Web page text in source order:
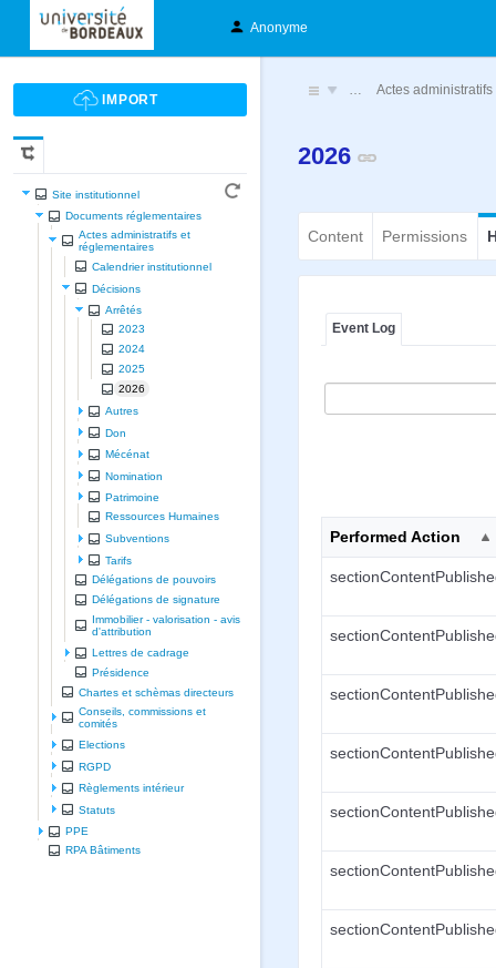
Anonyme
Site institutionnel
Documents réglementaires
Actes administratifs et
réglementaires
Calendrier institutionnel
Décisions
Arrêtés
2023
2024
2025
2026
Autres
Don
Mécénat
Nomination
Patrimoine
Ressources Humaines
Subventions
Tarifs
Délégations de pouvoirs
Délégations de signature
Immobilier - valorisation - avis
d'attribution
Lettres de cadrage
Présidence
Chartes et schèmas directeurs
Conseils, commissions et
comités
Elections
RGPD
Règlements intérieur
Statuts
PPE
RPA Bâtiments
… Actes
2026
Content Permissions
Event Log
Performed Action